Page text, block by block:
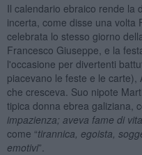
Il calendario ebraico rende la
incerta, come disse una volta
celebrata lo stesso giorno
Francesco Giuseppe, e la
l'occasione per divertenti
piacevano le feste e le
che cresceva. Suo nipote
tipica donna ebrea galiziana,
impazienza; aveva fame di
come “tirannica, egoista,
emotivi”.